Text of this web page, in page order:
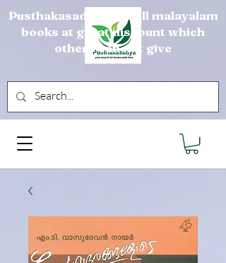
Pusthakasadya sells all malayalam
books at great discount which
others can not give